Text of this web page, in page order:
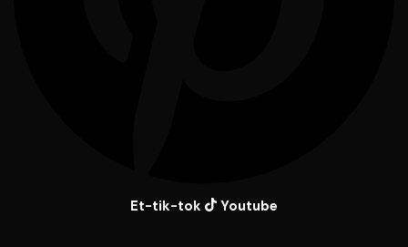
Et-tik-tok Youtube